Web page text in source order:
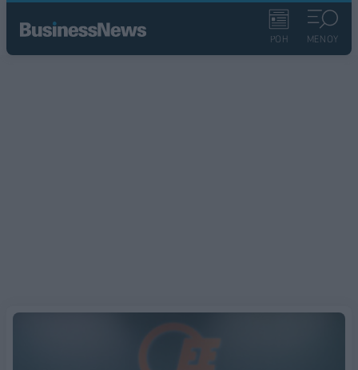
ΡΟΗ ΜΕΝΟΥ